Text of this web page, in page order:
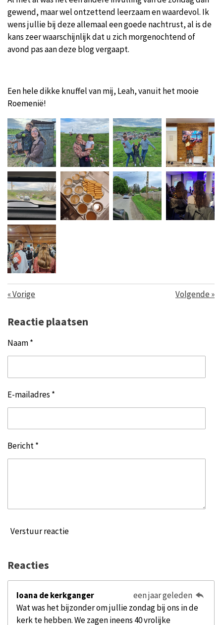
gewend, maar wel ontzettend leerzaam en waardevol. Ik
wens jullie bij deze allemaal een goede nachtrust, al is de
kans zeer waarschijnlijk dat u zich morgenochtend of
avond pas aan deze blog vergaapt.
Een hele dikke knuffel van mij, Leah, vanuit het mooie
Roemenië!
«Vorige Volgende »
Reactie plaatsen
Naam *
E-mailadres *
Bericht *
Verstuur reactie
Reacties
Ioana de kerkganger
een jaar geleden
Wat was het bijzonder om jullie zondag bij ons in de
kerk te hebben. We zagen ineens 40 vrolijke